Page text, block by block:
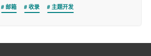
邮箱 收录 主题开发